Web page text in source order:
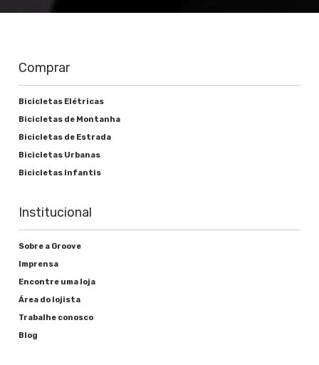
Comprar
Bicicletas Elétricas
Bicicletas de Montanha
Bicicletas de Estrada
Bicicletas Urbanas
Bicicletas Infantis
Institucional
Sobre a Groove
Imprensa
Encontre uma loja
Área do lojista
Trabalhe conosco
Blog